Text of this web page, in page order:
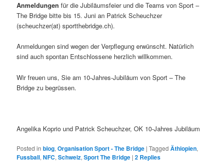
Anmeldungenfür die Jubiläumsfeier und die Teams von Sport –
The Bridge bitte bis 15. Juni an Patrick Scheuchzer
(scheuchzer(at) sportthebridge.ch).
Anmeldungen sind wegen der Verpflegung erwünscht. Natürlich
sind auch spontan Entschlossene herzlich willkommen.
Wir freuen uns, Sie am 10-Jahres-Jubiläum von Sport – The
Bridge zu begrüssen.
Angelika Koprio und Patrick Scheuchzer, OK 10-Jahres Jubiläum
Posted in blog,Organisation Sport - The Bridge |Tagged Äthiopien,
Fussball,NFC,Schweiz,Sport The Bridge |2 Replies